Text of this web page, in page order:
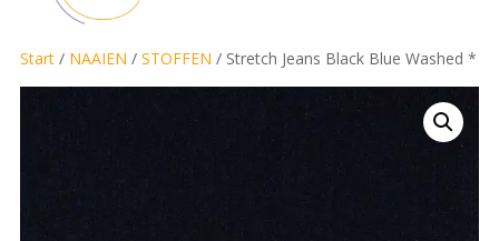
Start/ NAAIEN / STOFFEN / Stretch Jeans Black Blue Washed *